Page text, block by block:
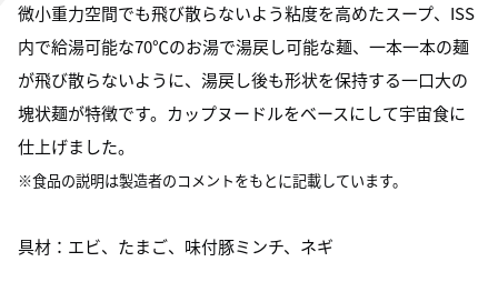
微小重力空間でも飛び散らないよう粘度を高めたスープ、ISS
内で給湯可能な70℃のお湯で湯戻し可能な麺、一本一本の麺
が飛び散らないように、湯戻し後も形状を保持する一口大の
塊状麺が特徴です。カップヌードルをベースにして宇宙食に
仕上げました。
※食品の説明は製造者のコメントをもとに記載しています。
具材：エビ、たまご、味付豚ミンチ、ネギ